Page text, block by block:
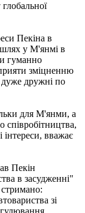
Пекіна в
у М'янмі в
гуманно
зміцненню
дуже дружні по
для М'янми, а
співробітництва,
інтереси, вважає
Пекін
в засудженні"
зі